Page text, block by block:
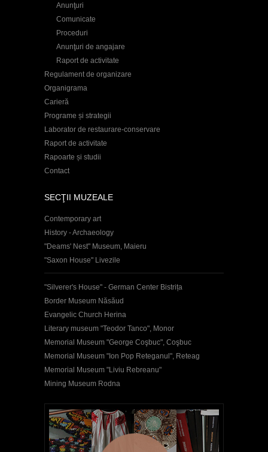
Anunţuri
Comunicate
Proceduri
Anunţuri de angajare
Raport de activitate
Regulament de organizare
Organigrama
Carieră
Programe și strategii
Laborator de restaurare-conservare
Raport de activitate
Rapoarte și studii
Contact
SECŢII MUZEALE
Contemporary art
History - Archaeology
"Deams' Nest" Museum, Maieru
"Saxon House" Livezile
"Silverer's House" - German Center Bistrița
Border Museum Năsăud
Evangelic Church Herina
Literary museum "Teodor Tanco", Monor
Memorial Museum "George Coşbuc", Coşbuc
Memorial Museum "Ion Pop Reteganul", Reteag
Memorial Museum "Liviu Rebreanu"
Mining Museum Rodna